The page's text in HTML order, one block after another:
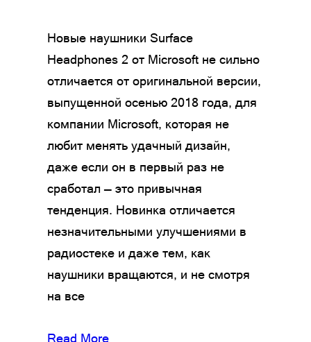
Новые наушники Surface
Headphones 2 от Microsoft не сильно
отличается от оригинальной версии,
выпущенной осенью 2018 года, для
компании Microsoft, которая не
любит менять удачный дизайн,
даже если он в первый раз не
сработал — это привычная
тенденция. Новинка отличается
незначительными улучшениями в
радиостеке и даже тем, как
наушники вращаются, и не смотря
на все
Read More